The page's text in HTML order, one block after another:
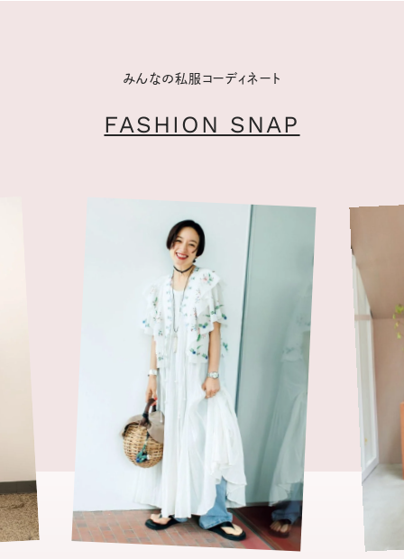
みんなの私服コーディネート
FASHION SNAP